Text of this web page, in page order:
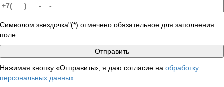
Символом звездочка"(*) отмечено обязательное для заполнения
поле
Нажимая кнопку «Отправить», я даю согласие на обработку
персональных данных